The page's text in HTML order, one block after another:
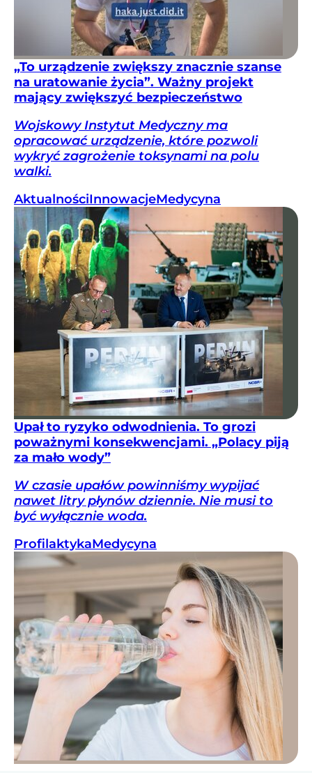
„To urządzenie zwiększy znacznie szanse
na uratowanie życia”. Ważny projekt
mający zwiększyć bezpieczeństwo
Wojskowy Instytut Medyczny ma
opracować urządzenie, które pozwoli
wykryć zagrożenie toksynami na polu
walki.
AktualnościInnowacjeMedycyna
Upał to ryzyko odwodnienia. To grozi
poważnymi konsekwencjami. „Polacy piją
za mało wody”
W czasie upałów powinniśmy wypijać
nawet litry płynów dziennie. Nie musi to
być wyłącznie woda.
ProfilaktykaMedycyna